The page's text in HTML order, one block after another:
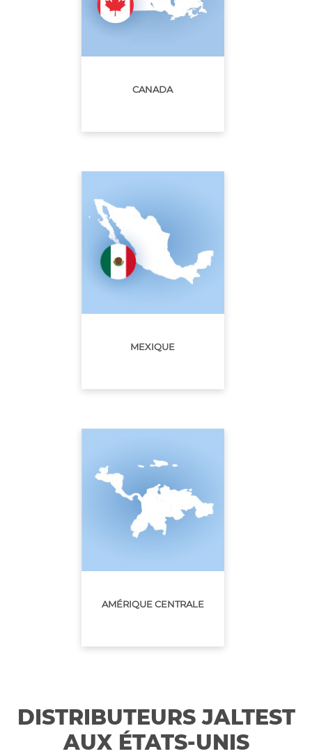
CANADA
MEXIQUE
AMÉRIQUE CENTRALE
DISTRIBUTEURS JALTEST
AUX ÉTATS-UNIS